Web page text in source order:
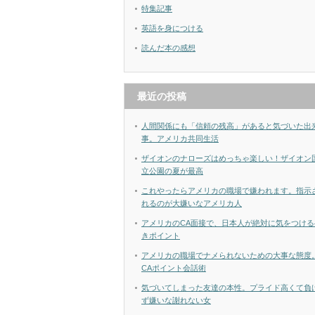
特集記事
英語を身につける
読んだ本の感想
最近の投稿
人間関係にも「信頼の残高」があると気づいた出
事。アメリカ共同生活
ザイオンのナローズはめっちゃ楽しい！ザイオン
立公園の夏が最高
これやったらアメリカの職場で嫌われます。指示
れるのが大嫌いなアメリカ人
アメリカのCA面接で、日本人が絶対に気をつけ
きポイント
アメリカの職場でナメられないための大事な態度。
CAポイント会話術
気づいてしまった友達の本性。プライド高くて負
ず嫌いな謝れない女